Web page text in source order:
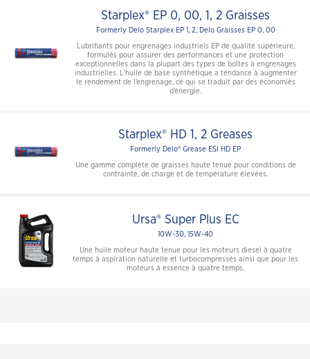
Starplex® EP 0, 00, 1, 2 Graisses
Formerly Delo Starplex EP 1, 2, Delo Graisses EP 0, 00
Lubrifiants pour engrenages industriels EP de qualité supérieure,
formulés pour assurer des performances et une protection
exceptionnelles dans la plupart des types de boîtes à engrenages
industrielles. L’huile de base synthétique a tendance à augmenter
le rendement de l’engrenage, ce qui se traduit par des économies
d’énergie.
Starplex® HD 1, 2 Greases
Formerly Delo® Grease ESI HD EP
Une gamme complète de graisses haute tenue pour conditions de
contrainte, de charge et de température élevées.
Ursa® Super Plus EC
10W-30, 15W-40
Une huile moteur haute tenue pour les moteurs diesel à quatre
temps à aspiration naturelle et turbocompressés ainsi que pour les
moteurs à essence à quatre temps.